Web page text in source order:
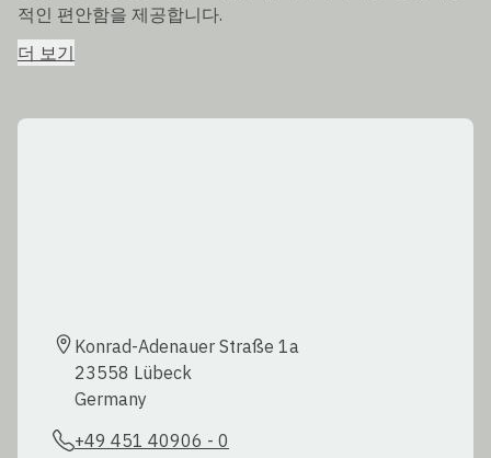
적인 편안함을 제공합니다.
더 보기
Konrad-Adenauer Straße 1a
23558 Lübeck
Germany
+49 451 40906 - 0